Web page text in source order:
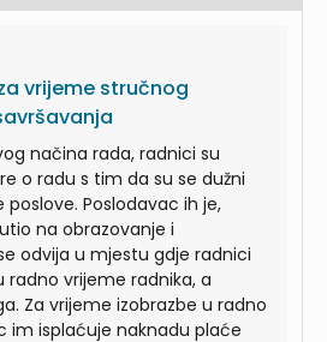
vrijeme stručnog
načina rada, radnici su
o radu s tim da su se dužni
Poslodavac ih je,
na obrazovanje i
odvija u mjestu gdje radnici
radno vrijeme radnika, a
Za vrijeme izobrazbe u radno
im isplaćuje naknadu plaće